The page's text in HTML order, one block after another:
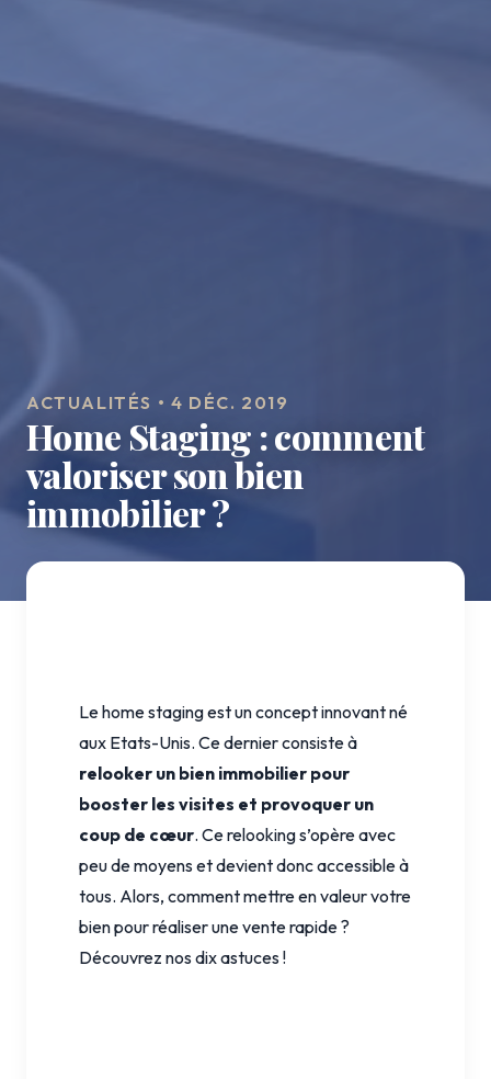
ACTUALITÉS • 4 DÉC. 2019
Home Staging : comment
valoriser son bien
immobilier ?
Le home staging est un concept innovant né
aux Etats-Unis. Ce dernier consiste à
relooker un bien immobilier pour
booster les visites et provoquer un
coup de cœur. Ce relooking s’opère avec
peu de moyens et devient donc accessible à
tous. Alors, comment mettre en valeur votre
bien pour réaliser une vente rapide ?
Découvrez nos dix astuces !